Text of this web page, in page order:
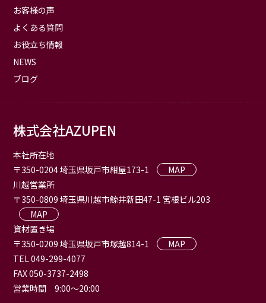
お客様の声
よくある質問
お役立ち情報
NEWS
ブログ
株式会社AZUPEN
本社所在地
〒350-0204 埼玉県坂戸市紺屋173-1
MAP
川越営業所
〒350-0809 埼玉県川越市鯨井新田47-1 宮根ビル203
MAP
資材置き場
〒350-0209 埼玉県坂戸市塚越814-1
MAP
TEL 049-299-4077
FAX 050-3737-2498
営業時間 9:00〜20:00